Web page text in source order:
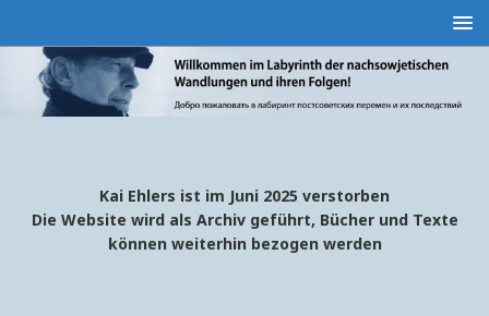
Kai Ehlers ist im Juni 2025 verstorben
Die Website wird als Archiv geführt, Bücher und Texte
können weiterhin bezogen werden